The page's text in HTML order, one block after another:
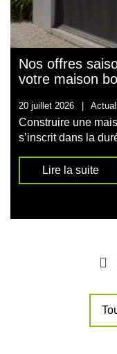
Nos offres
votre maison
20 juillet 2026 |
Construire une
s’inscrit dans la
Lire la suite